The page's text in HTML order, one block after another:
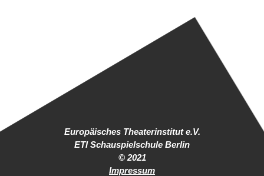
Europäisches Theaterinstitut e.V.
ETI Schauspielschule Berlin
© 2021
Impressum